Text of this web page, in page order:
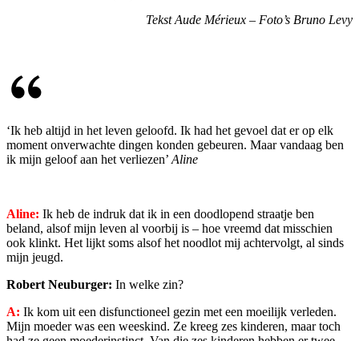
Tekst Aude Mérieux – Foto’s Bruno Levy
‘Ik heb altijd in het leven geloofd. Ik had het gevoel dat er op elk
moment onverwachte dingen konden gebeuren. Maar vandaag ben
ik mijn geloof aan het verliezen’ Aline
Aline: Ik heb de indruk dat ik in een doodlopend straatje ben
beland, alsof mijn leven al voorbij is – hoe vreemd dat misschien
ook klinkt. Het lijkt soms alsof het noodlot mij achtervolgt, al sinds
mijn jeugd.
Robert Neuburger: In welke zin?
A: Ik kom uit een disfunctioneel gezin met een moeilijk verleden.
Mijn moeder was een weeskind. Ze kreeg zes kinderen, maar toch